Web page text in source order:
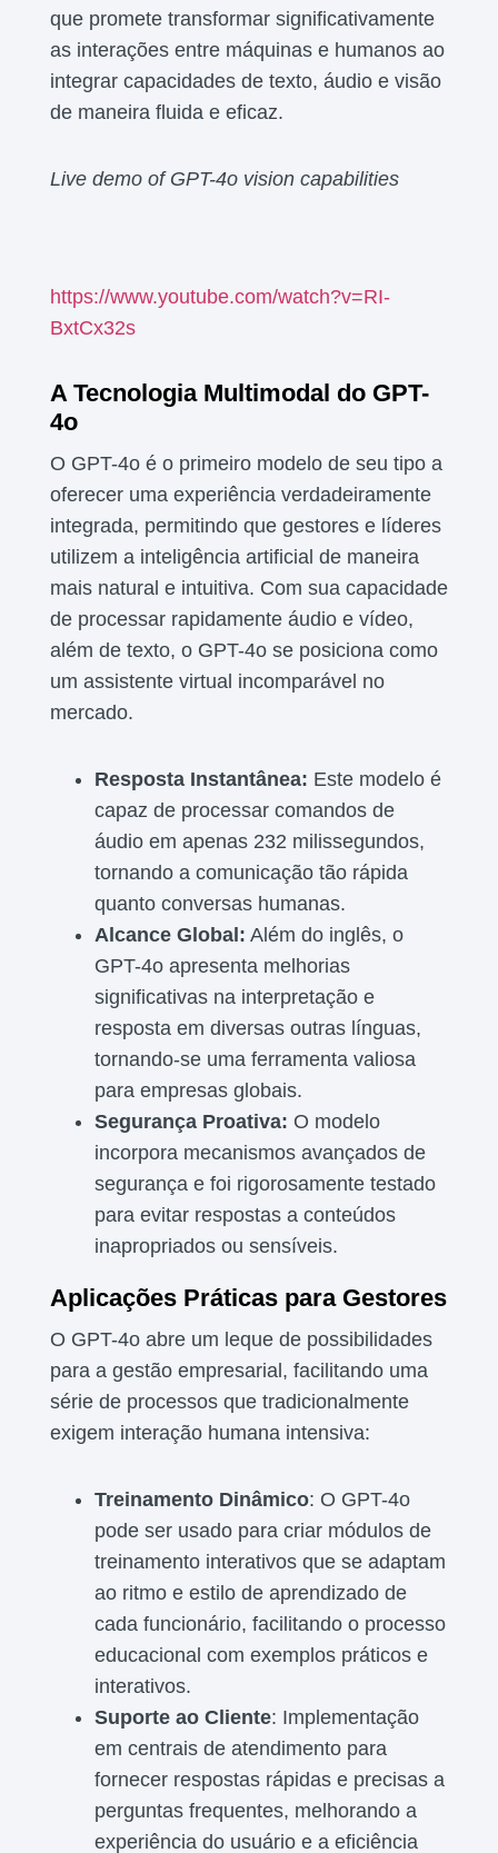
que promete transformar significativamente
as interações entre máquinas e humanos ao
integrar capacidades de texto, áudio e visão
de maneira fluida e eficaz.
Live demo of GPT-4o vision capabilities
https://www.youtube.com/watch?v=RI-
BxtCx32s
A Tecnologia Multimodal do GPT-
4o
O GPT-4o é o primeiro modelo de seu tipo a
oferecer uma experiência verdadeiramente
integrada, permitindo que gestores e líderes
utilizem a inteligência artificial de maneira
mais natural e intuitiva. Com sua capacidade
de processar rapidamente áudio e vídeo,
além de texto, o GPT-4o se posiciona como
um assistente virtual incomparável no
mercado.
Resposta Instantânea: Este modelo é
capaz de processar comandos de
áudio em apenas 232 milissegundos,
tornando a comunicação tão rápida
quanto conversas humanas.
Alcance Global: Além do inglês, o
GPT-4o apresenta melhorias
significativas na interpretação e
resposta em diversas outras línguas,
tornando-se uma ferramenta valiosa
para empresas globais.
Segurança Proativa: O modelo
incorpora mecanismos avançados de
segurança e foi rigorosamente testado
para evitar respostas a conteúdos
inapropriados ou sensíveis.
Aplicações Práticas para Gestores
O GPT-4o abre um leque de possibilidades
para a gestão empresarial, facilitando uma
série de processos que tradicionalmente
exigem interação humana intensiva:
Treinamento Dinâmico: O GPT-4o
pode ser usado para criar módulos de
treinamento interativos que se adaptam
ao ritmo e estilo de aprendizado de
cada funcionário, facilitando o processo
educacional com exemplos práticos e
interativos.
Suporte ao Cliente: Implementação
em centrais de atendimento para
fornecer respostas rápidas e precisas a
perguntas frequentes, melhorando a
experiência do usuário e a eficiência